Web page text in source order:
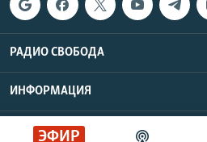
ЭФИР
РАДИО СВОБОДА
ИНФОРМАЦИЯ
Радио Свобода © 2026 RFE/